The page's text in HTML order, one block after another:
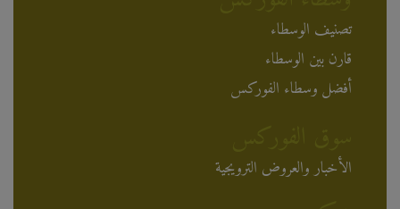
تصنيف الوسطاء
قارن بين الوسطاء
أفضل وسطاء الفوركس
الأخبار والعروض الترويجية